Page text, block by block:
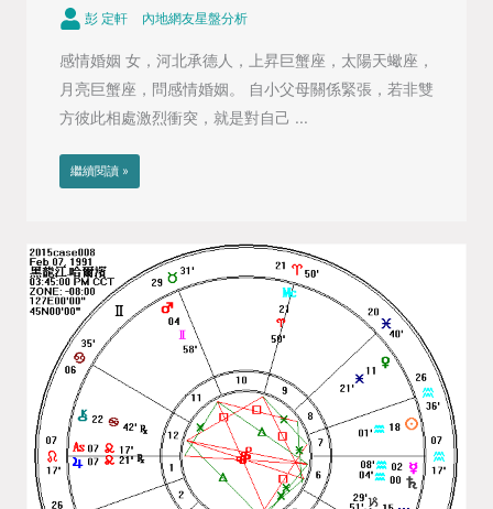
彭 定軒 內地網友星盤分析
感情婚姻 女，河北承德人，上昇巨蟹座，太陽天蠍座，
月亮巨蟹座，問感情婚姻。 自小父母關係緊張，若非雙
方彼此相處激烈衝突，就是對自己 ...
繼續閱讀 »